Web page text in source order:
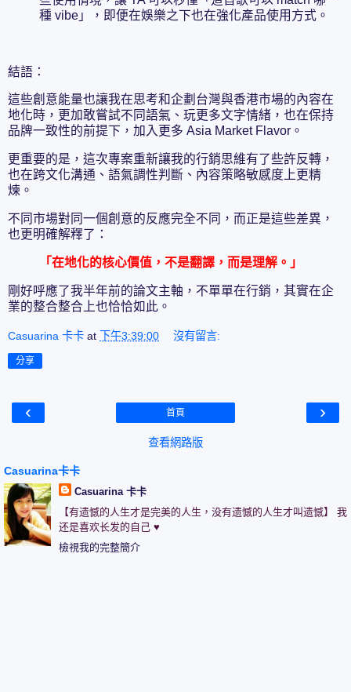
種 vibe」，即便在娛樂之下也在強化產品使用方式。
結語：
這些創意能量也讓我在思考和企劃台灣與香港市場的內容在
地化時，更加敢嘗試不同語氣、玩更多文字情緒，也在保持
品牌一致性的前提下，加入更多 Asia Market Flavor。
更重要的是，這次專案重新讓我的行銷思維有了些許反轉，
也在跨文化溝通、語氣調性判斷、內容策略敏感度上更精
煉。
不同市場對同一個創意的反應完全不同，而正是這些差異，
也更明確解釋了：
「在地化的核心價值，不是翻譯，而是理解。」
剛好呼應了我半年前的論文主軸，不單單在行銷，其實在企
業的整合整合上也恰恰如此。
Casuarina 卡卡 at 下午3:39:00 沒有留言:
分享
‹ ›
首頁
查看網路版
Casuarina卡卡
Casuarina 卡卡
【有遗憾的人生才是完美的人生，没有遗憾的人生才叫遗憾】 我
还是喜欢长发的自己 ♥
檢視我的完整簡介